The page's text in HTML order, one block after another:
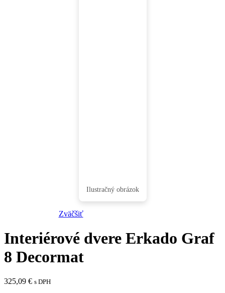
Zväčšiť
Interiérové dvere Erkado Graf
8 Decormat
325,09 € s DPH